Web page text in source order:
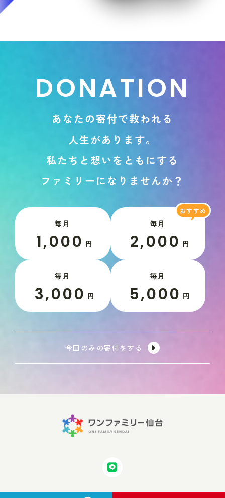
DONATION
あ な たの寄付で救われ る
人生があ り ま す。
私た ち と 想い を と も にする
フ ァ ミ リ ーに な り ま せんか ？
毎月
1,000 円
毎月
2,000 円
毎月
3,000 円
毎月
5,000 円
今回のみの寄付をする